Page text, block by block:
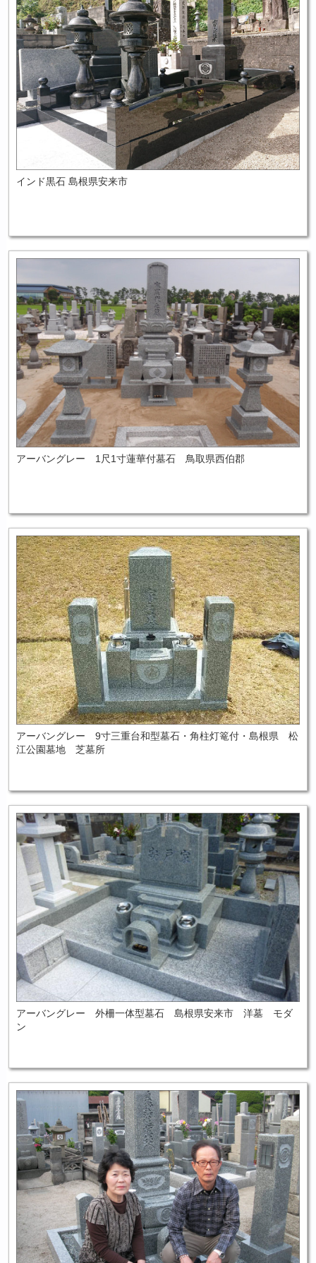
インド黒石 島根県安来市
アーバングレー 1尺1寸蓮華付墓石 鳥取県西伯郡
アーバングレー 9寸三重台和型墓石・角柱灯篭付・島根県 松
江公園墓地 芝墓所
アーバングレー 外柵一体型墓石 島根県安来市 洋墓 モダ
ン